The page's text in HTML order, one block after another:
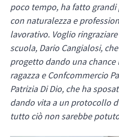
poco tempo, ha fatto grandi
con naturalezza e
lavorativo. Voglio
scuola, Dario Cangialosi,
progetto dando una
ragazza e Confcommercio
Patrizia Di Dio, che ha
dando vita a un protocollo
tutto ciò non sarebbe